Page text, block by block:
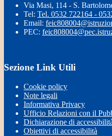
Via Masi, 114 - S.
Tel: Tel. 0532 722164 -
Email:
PEC:
Sezione Link Utili
Cookie policy
Note legali
Informativa Privacy
Ufficio Relazioni con il
Dichiarazione di
Obiettivi di accessibilità